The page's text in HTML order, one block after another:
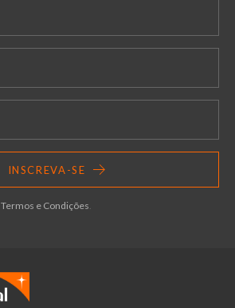
INSCREVA-SE
Termos e Condições.